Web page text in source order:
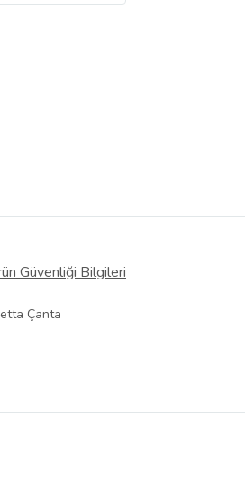
Güvenliği Bilgileri
Çanta